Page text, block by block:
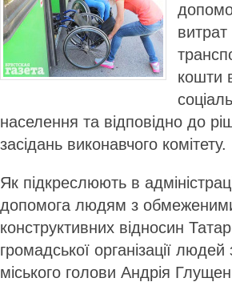
кошти
населення та відповідно до
засідань виконавчого комітету.
Як підкреслюють в
допомога людям з
конструктивних відносин
громадської організації
міського голови Андрія